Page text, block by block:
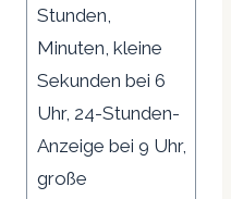
Stunden,
Minuten, kleine
Sekunden bei 6
Uhr, 24-Stunden-
Anzeige bei 9 Uhr,
große